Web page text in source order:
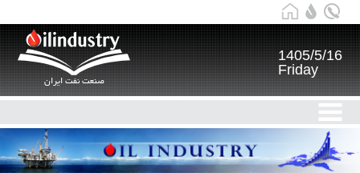
صنعت نفت ایران
1405/5/16
Friday